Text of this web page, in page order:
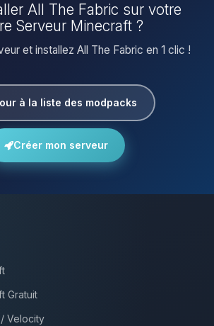
All The Fabric sur votre
Serveur Minecraft ?
et installez All The Fabric en 1 clic !
à la liste des modpacks
Créer mon serveur
Gratuit
Velocity